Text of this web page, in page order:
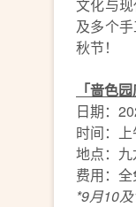
文化与
及多个
秋节！
「啬色
日期：
时间：
地点：
费用：
*9月10